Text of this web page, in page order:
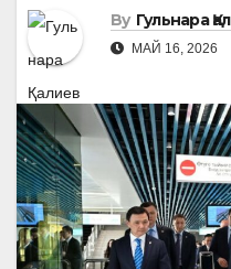
By Гульнара
МАЙ 16, 2026